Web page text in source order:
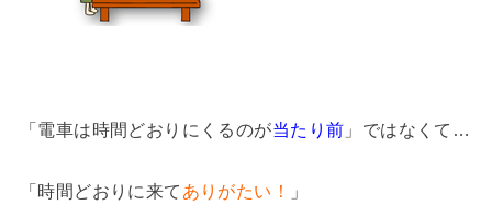
「電車は時間どおりにくるのが当たり前 」ではなくて…
「時間どおりに来て ありがたい！ 」